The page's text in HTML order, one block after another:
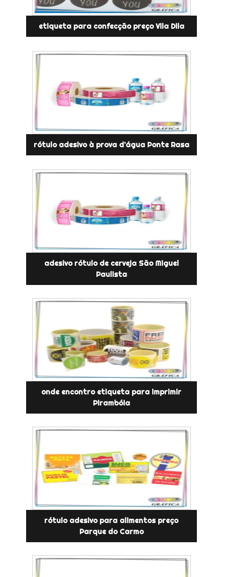
etiqueta para confecção preço Vila Dila
rótulo adesivo à prova d'água Ponte Rasa
adesivo rótulo de cerveja São Miguel
Paulista
onde encontro etiqueta para imprimir
Pirambóia
rótulo adesivo para alimentos preço
Parque do Carmo